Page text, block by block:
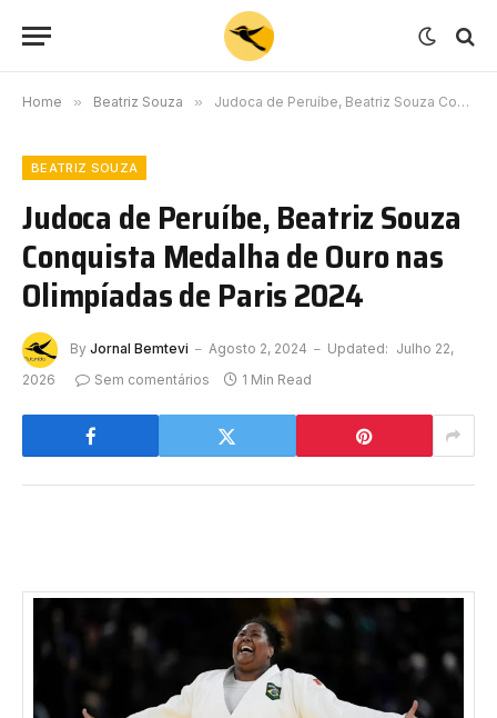
Home » Beatriz Souza » Judoca de Peruíbe, Beatriz Souza Conquista Medalha de Ouro nas Olimpíadas de Paris 2024
BEATRIZ SOUZA
Judoca de Peruíbe, Beatriz Souza
Conquista Medalha de Ouro nas
Olimpíadas de Paris 2024
By Jornal Bemtevi Agosto 2, 2024 Updated: Julho 22,
2026
Sem comentários 1 Min Read